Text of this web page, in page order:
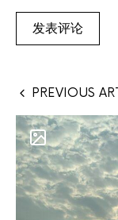
PREVIOUS